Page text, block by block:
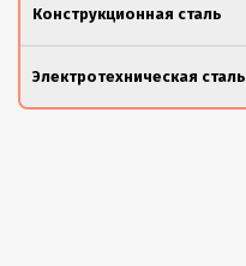
Конструкционная сталь
Электротехническая сталь